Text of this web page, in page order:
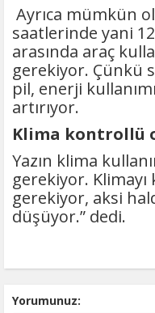
Ayrıca mümkün
saatlerinde yani
arasında araç
gerekiyor. Çünkü
pil, enerji
artırıyor.
Klima kontrollü
Yazın klima
gerekiyor.
gerekiyor, aksi
düşüyor.” dedi.
Yorumunuz: